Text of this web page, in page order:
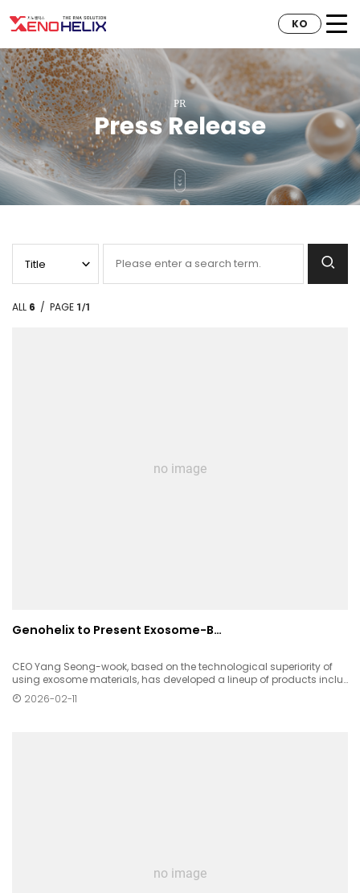
KO
PR
Press Release
ALL 6 / PAGE 1/1
no image
Genohelix to Present Exosome-B…
CEO Yang Seong-wook, based on the technological superiority of
using exosome materials, has developed a lineup of products inclu…
2026-02-11
no image